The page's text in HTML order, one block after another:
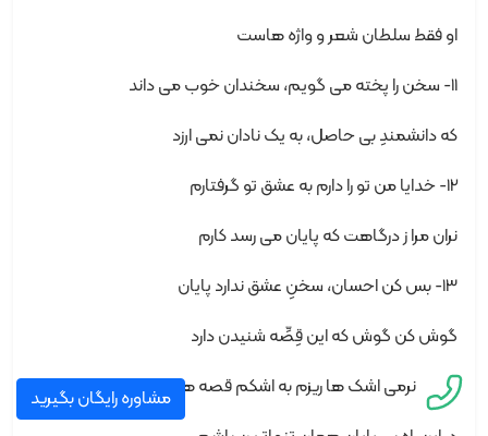
مشاوره رایگان بگیرید
او فقط سلطان شعر و واژه هاست
11- سخن را پخته می گویم، سخندان خوب می داند
که دانشمندِ بی حاصل، به یک نادان نمی ارزد
12- خدایا من تو را دارم به عشق تو گرفتارم
نران مرا ز درگاهت که پایان می رسد کارم
13- بس کن احسان، سخنِ عشق ندارد پایان
گوش کن گوش که این قِصِّه شنیدن دارد
14- به نرمی اشک ها ریزم به اشکم قصه ها گویم